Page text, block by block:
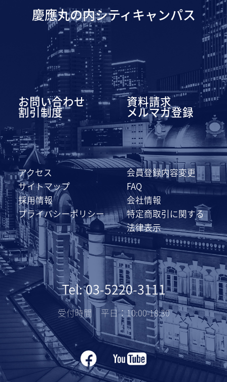
慶應丸の内シティキャンパス
お問い合わせ 資料請求
割引制度 メルマガ登録
アクセス
会員登録内容変更
サイトマップ
FAQ
採用情報
会社情報
プライバシーポリシー
特定商取引に関する
法律表示
Tel: 03-5220-3111
受付時間 平日：10:00-18:30